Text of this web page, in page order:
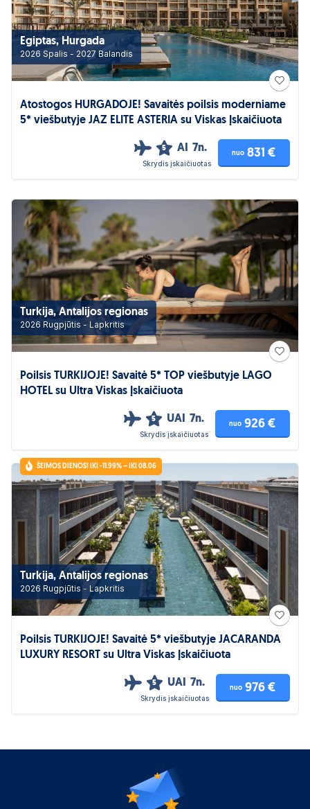
Egiptas, Hurgada
2026 Spalis - 2027 Balandis
Atostogos HURGADOJE! Savaitės poilsis moderniame
5* viešbutyje JAZ ELITE ASTERIA su Viskas Įskaičiuota
5 AI 7n.
Skrydis įskaičiuotas
nuo 831 €
Turkija, Antalijos regionas
2026 Rugpjūtis - Lapkritis
Poilsis TURKIJOJE! Savaitė 5* TOP viešbutyje LAGO
HOTEL su Ultra Viskas Įskaičiuota
5 UAI 7n.
Skrydis įskaičiuotas
nuo 926 €
ŠEIMOS DIENOS! IKI -11.99% – IKI 08.06
Turkija, Antalijos regionas
2026 Rugpjūtis - Lapkritis
Poilsis TURKIJOJE! Savaitė 5* viešbutyje JACARANDA
LUXURY RESORT su Ultra Viskas Įskaičiuota
5 UAI 7n.
Skrydis įskaičiuotas
nuo 976 €